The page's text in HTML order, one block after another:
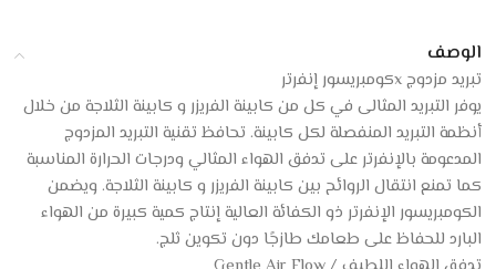
الوصف
تبريد مزدوج xكومبريسور إنفرتر
يوفر التبريد المثالى في كل من كابينة الفريزر و كابينة الثلاجة من خلال
أنظمة التبريد المنفصلة لكل كابينة. تحافظ تقنية التبريد المزدوج
المدعومة بالإنفرتر على تدفق الهواء المثالي ودرجات الحرارة المناسبة
كما تمنع انتقال الروائح بين كابينة الفريزر و كابينة الثلاجة. ويضمن
الكومبريسور الإنفرتر ذو الكفائة العالية إنتاج كمية كبيرة من الهواء
البارد للحفاظ على طعامك طازجًا دون تكوين ثلج.